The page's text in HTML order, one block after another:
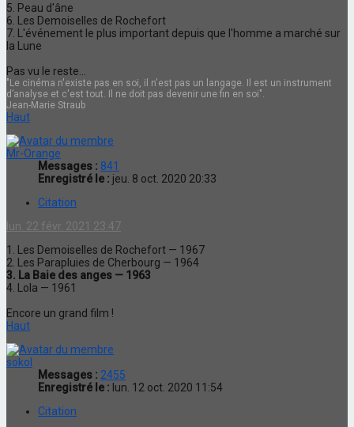
5. Peau d'âne
6. Les Demoiselles de Rochefort
7. L'événement le plus important depuis que l'homme a marché sur
la Lune
Pas vu le reste...
"Le cinéma n'existe pas en soi, il n'est pas un langage. Il est un instrument
d’analyse et c'est tout. Il ne doit pas devenir une fin en soi".
Jean-Marie Straub
Haut
Mr-Orange
Messages : 841
Enregistré le : jeu. 8 oct. 2020 20:33
Citation
lun. 22 févr. 2021 23:47
1. Les Demoiselles de Rochefort — 1967
2. Les Parapluies de Cherbourg — 1964
3. La Baie des anges — 1963
4. Lola — 1961
Encore un grand film !
Haut
sokol
Messages : 2455
Enregistré le : lun. 12 oct. 2020 11:54
Citation